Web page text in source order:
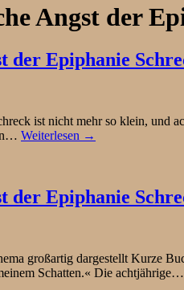
Angst der
der Epiphanie
ist nicht mehr so klein, und
Weiterlesen →
der Epiphanie
großartig dargestellt Kurze
Schatten.« Die achtjährige…